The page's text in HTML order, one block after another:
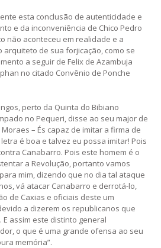
esta conclusão de autenticidade e
e da inconveniência de Chico Pedro
não aconteceu em realidade e a
arquiteto de sua forjicação, como se
a seguir de Felix de Azambuja
no citado Convênio de Ponche
perto da Quinta do Bibiano
no Pequeri, disse ao seu major de
– És capaz de imitar a firma de
é boa e talvez eu possa imitar! Pois
Canabarro. Pois este homem é o
a Revolução, portanto vamos
mim, dizendo que no dia tal ataque
vá atacar Canabarro e derrotá-lo,
de Caxias e oficiais deste um
a dizerem os republicanos que
assim este distinto general
o que é uma grande ofensa ao seu
memória”.